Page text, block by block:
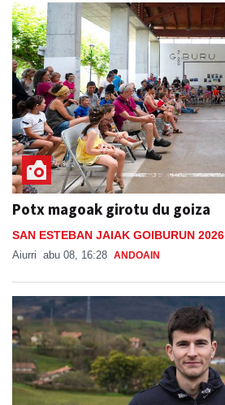
Potx magoak girotu du goiza
SAN ESTEBAN JAIAK GOIBURUN 2026
Aiurri abu 08, 16:28 ANDOAIN